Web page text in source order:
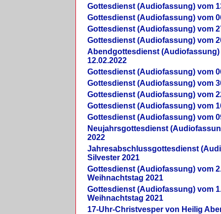
Gottesdienst (Audiofassung) vom
Gottesdienst (Audiofassung) vom
Gottesdienst (Audiofassung) vom
Gottesdienst (Audiofassung) vom
Abendgottesdienst (Audiofassung)
12.02.2022
Gottesdienst (Audiofassung) vom
Gottesdienst (Audiofassung) vom
Gottesdienst (Audiofassung) vom
Gottesdienst (Audiofassung) vom
Gottesdienst (Audiofassung) vom
Neujahrsgottesdienst
2022
Jahresabschlussgottesdienst
Silvester 2021
Gottesdienst (Audiofassung) vom
Weihnachtstag 2021
Gottesdienst (Audiofassung) vom
Weihnachtstag 2021
17-Uhr-Christvesper von Heilig